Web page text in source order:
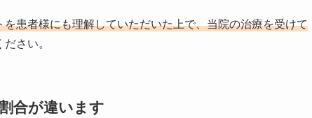
患者様にも理解していただいた上で、当院の治療を受けて
さい。
合が違います